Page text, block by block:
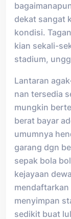
dekat sangat
kondisi.
kian sekali-
stadium,
Lantaran
nan tersedia
mungkin
berat bayar
umumnya
garang dgn
sepak bola
kejayaan
menyimpan
sedikit buat